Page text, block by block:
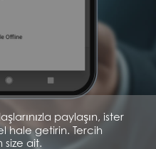
paylaşın, ister
hale getirin. Tercih
ait.